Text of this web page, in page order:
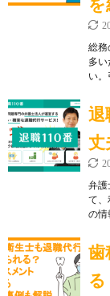
総務
多
い
退
丈
弁護
て、
の情
歯